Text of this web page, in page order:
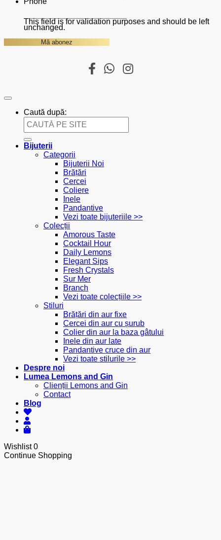
This field is for validation purposes and should be left
unchanged.
Caută după:
Bijuterii
Categorii
Bijuterii Noi
Brățări
Cercei
Coliere
Inele
Pandantive
Vezi toate bijuteriile >>
Colecții
Amorous Taste
Cocktail Hour
Daily Lemons
Elegant Sips
Fresh Crystals
Sur Mer
Branch
Vezi toate colecțiile >>
Stiluri
Brățări din aur fixe
Cercei din aur cu șurub
Colier din aur la baza gâtului
Inele din aur late
Pandantive cruce din aur
Vezi toate stilurile >>
Despre noi
Lumea Lemons and Gin
Clienții Lemons and Gin
Contact
Blog
Wishlist0
Continue Shopping